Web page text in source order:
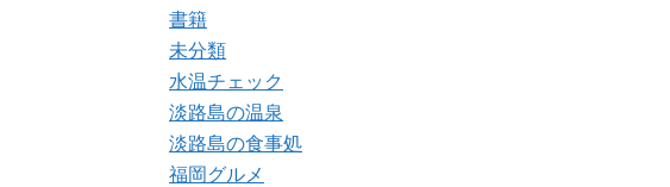
書籍
未分類
水温チェック
淡路島の温泉
淡路島の食事処
福岡グルメ